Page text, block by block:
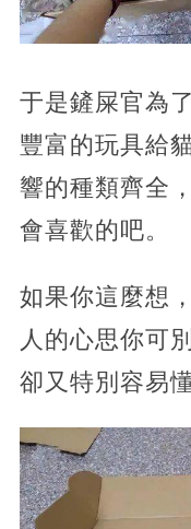
于是鏟屎官為
豐富的玩具給
響的種類齊全
會喜歡的吧。
如果你這麼想
人的心思你可
卻又特別容易懂